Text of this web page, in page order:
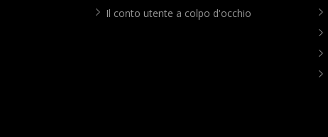
Il conto utente a colpo d'occhio